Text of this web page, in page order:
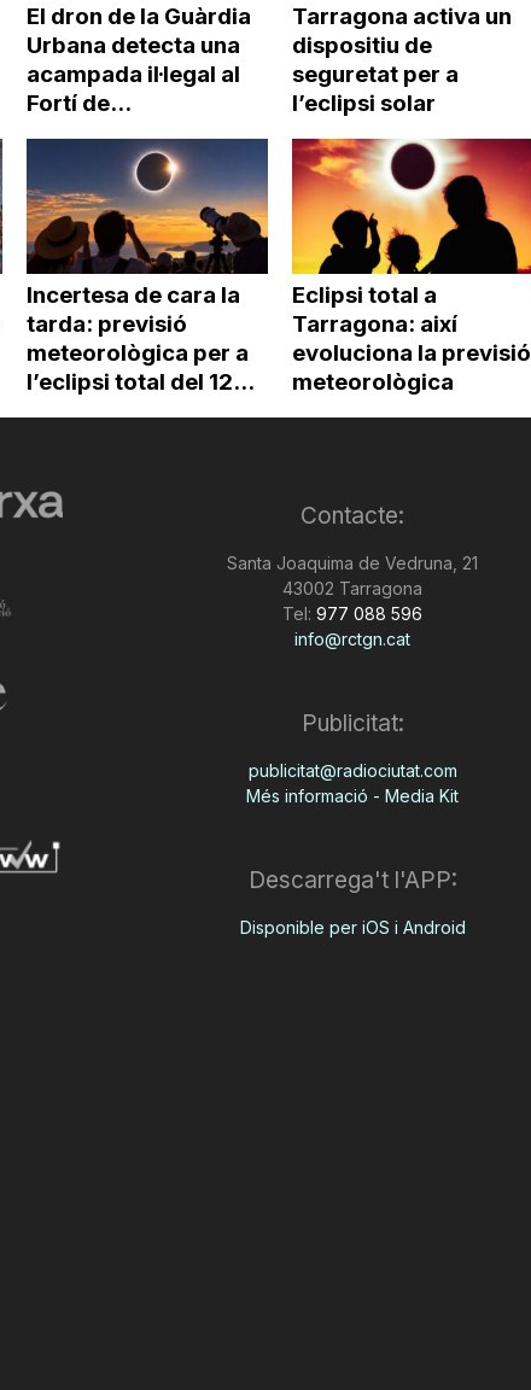
El dron de la Guàrdia
Urbana detecta una
acampada il·legal al
Fortí de...
Tarragona activa un
dispositiu de
seguretat per a
l’eclipsi solar
Incertesa de cara la
tarda: previsió
meteorològica per a
l’eclipsi total del 12...
Eclipsi total a
Tarragona: així
evoluciona la previsió
meteorològica
Contacte:
Santa Joaquima de Vedruna, 21
43002 Tarragona
Tel: 977 088 596
info@rctgn.cat
Publicitat:
publicitat@radiociutat.com
Més informació - Media Kit
Descarrega't l'APP:
Disponible per iOS i Android